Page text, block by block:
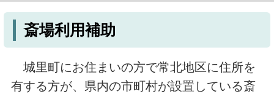
斎場利用補助
城里町にお住まいの方で常北地区に住所を
有する方が、県内の市町村が設置している斎